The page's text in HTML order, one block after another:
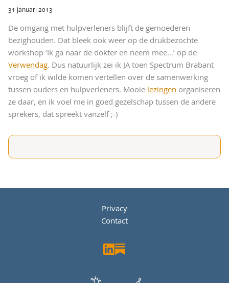
31 januari 2013
De omgang met hulpverleners blijft de gemoederen
bezighouden. Dat bleek ook weer op de drukbezochte
workshop ‘Ik ga naar de dokter en neem mee…’ op de
Verwendag. Dus natuurlijk zei ik JA toen Spectrum Brabant
vroeg of ik wilde komen vertellen over de samenwerking
tussen ouders en hulpverleners. Mooie lezingen organiseren
ze daar, en ik voel me in goed gezelschap tussen de andere
sprekers, dat spreekt vanzelf ;-)
Privacy
Contact